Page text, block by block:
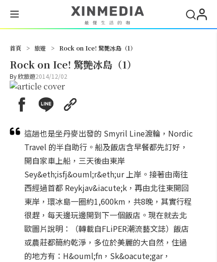
首頁 > 旅遊 > Rock on Ice! 驚艷冰島（1）
Rock on Ice! 驚艷冰島（1）
By欣旅遊2014/12/02
這趟也是坐丹麥出發的 Smyril Line渡輪，Nordic
Travel 的半自助行。船及飯店含早餐都先訂好，
開自家車上船，三天後由東岸
Sey&eth;isfj&ouml;r&eth;ur 上岸。接著由南往
西經過首都 Reykjav&iacute;k，再由北往東開回
東岸，環冰島一圈約1,600km，共8晚，其實行程
很趕，每天邊玩邊開到下一個飯店。現在就去北
歐圖片說明：（轉載自FLiPER潮流藝文誌）飯店
或農莊都簡約乾淨，多位於美麗的大自然，住過
的地方有：H&ouml;fn，Sk&oacute;gar，